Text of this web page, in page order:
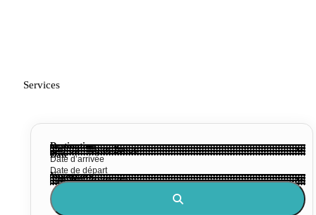
Services
Destination
Date
Voyageurs